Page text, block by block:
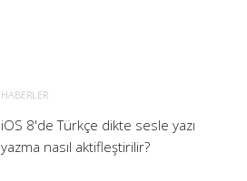
HABERLER
iOS 8'de Türkçe dikte sesle yazı
yazma nasıl aktifleştirilir?